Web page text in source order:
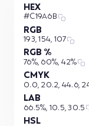
HEX
#C19A6B
RGB
193, 154, 107
RGB %
76%, 60%, 42%
CMYK
0.0, 20.2, 44.6,
LAB
66.5%, 10.5, 30.5
HSL